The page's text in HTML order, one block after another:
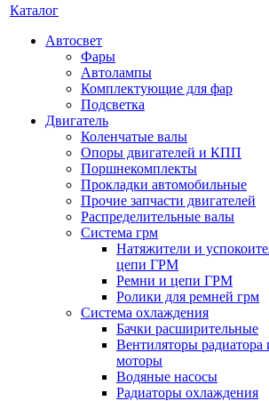
Каталог
Автосвет
Фары
Автолампы
Комплектующие для фар
Подсветка
Двигатель
Коленчатые валы
Опоры двигателей и КПП
Поршнекомплекты
Прокладки автомобильные
Прочие запчасти двигателей
Распределительные валы
Система грм
Натяжители и
цепи ГРМ
Ремни и цепи ГРМ
Ролики для ремней грм
Система охлаждения
Бачки расширительные
Вентиляторы радиатора
моторы
Водяные насосы
Радиаторы охлаждения